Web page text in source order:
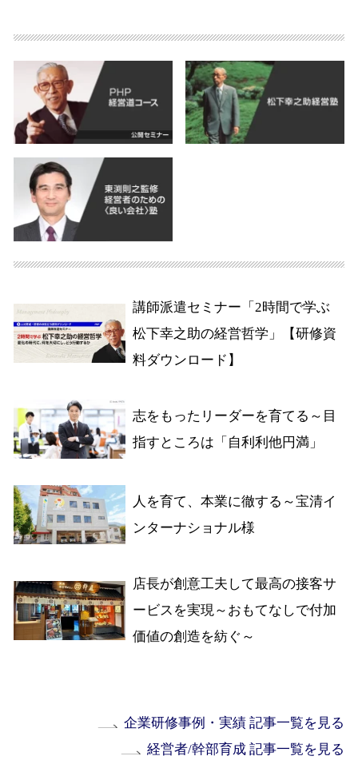
講師派遣セミナー「2時間で学ぶ
松下幸之助の経営哲学」【研修資
料ダウンロード】
志をもったリーダーを育てる～目
指すところは「自利利他円満」
人を育て、本業に徹する～宝清イ
ンターナショナル様
店長が創意工夫して最高の接客サ
ービスを実現～おもてなしで付加
価値の創造を紡ぐ～
企業研修事例・実績 記事一覧を見る
経営者/幹部育成 記事一覧を見る